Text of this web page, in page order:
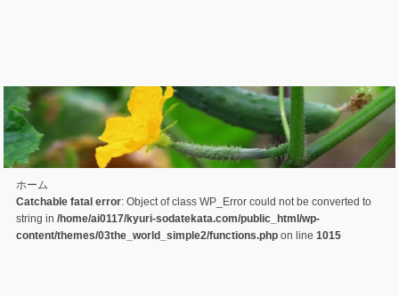
ホーム
Catchable fatal error: Object of class WP_Error could not be converted to
string in /home/ai0117/kyuri-sodatekata.com/public_html/wp-
content/themes/03the_world_simple2/functions.phpon line 1015